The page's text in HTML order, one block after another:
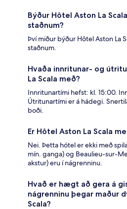
Býður Hôtel Aston La
staðnum?
Því miður býður Hôtel Aston La
staðnum.
Hvaða innritunar- og
La Scala með?
Innritunartími hefst: kl. 15:00.
Útritunartími er á hádegi.
boði.
Er Hôtel Aston La Scala
Nei. Þetta hótel er ekki með
mín. ganga) og Beaulieu-sur-
akstur) eru í nágrenninu.
Hvað er hægt að gera á
nágrenninu þegar maður
Scala?